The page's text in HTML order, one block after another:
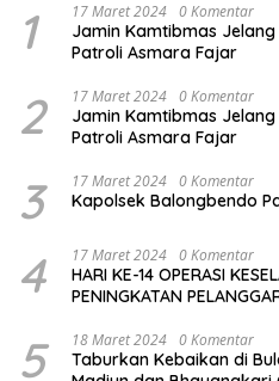
1 17 Maret 2024 0 Komentar
Jamin Kamtibmas Jelang
Patroli Asmara Fajar
2 17 Maret 2024 0 Komentar
Jamin Kamtibmas Jelang
Patroli Asmara Fajar
3 17 Maret 2024 0 Komentar
Kapolsek Balongbendo
4 17 Maret 2024 0 Komentar
HARI KE-14 OPERASI
PENINGKATAN
5 18 Maret 2024 0 Komentar
Taburkan Kebaikan di